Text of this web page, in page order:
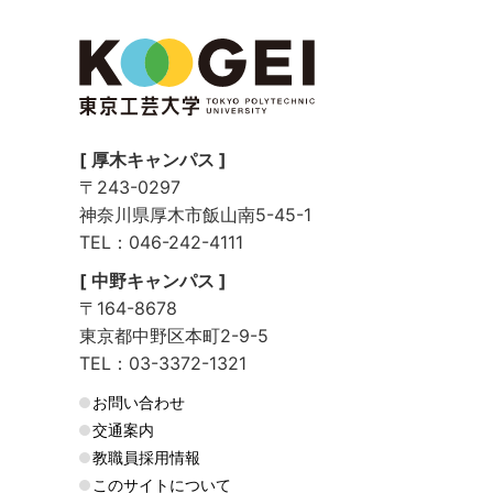
[ 厚木キャンパス ]
〒243-0297
神奈川県厚木市飯山南5-45-1
TEL：046-242-4111
[ 中野キャンパス ]
〒164-8678
東京都中野区本町2-9-5
TEL：03-3372-1321
お問い合わせ
交通案内
教職員採用情報
このサイトについて